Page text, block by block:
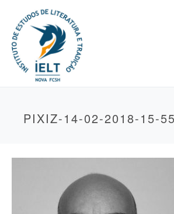
PIXIZ-14-02-2018-15-